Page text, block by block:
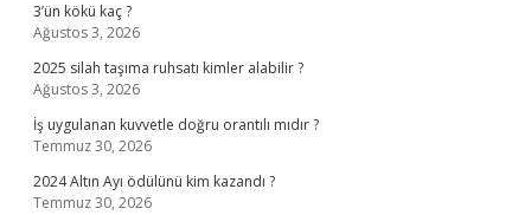
3’ün kökü kaç ?
Ağustos 3, 2026
2025 silah taşıma ruhsatı kimler alabilir ?
Ağustos 3, 2026
İş uygulanan kuvvetle doğru orantılı mıdır ?
Temmuz 30, 2026
2024 Altın Ayı ödülünü kim kazandı ?
Temmuz 30, 2026